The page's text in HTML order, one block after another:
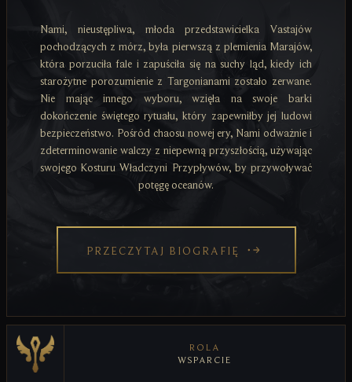
Nami, nieustępliwa, młoda przedstawicielka Vastajów
pochodzących z mórz, była pierwszą z plemienia Marajów,
która porzuciła fale i zapuściła się na suchy ląd, kiedy ich
starożytne porozumienie z Targonianami zostało zerwane.
Nie mając innego wyboru, wzięła na swoje barki
dokończenie świętego rytuału, który zapewniłby jej ludowi
bezpieczeństwo. Pośród chaosu nowej ery, Nami odważnie i
zdeterminowanie walczy z niepewną przyszłością, używając
swojego Kosturu Władczyni Przypływów, by przywoływać
potęgę oceanów.
PRZECZYTAJ BIOGRAFIĘ
ROLA
WSPARCIE